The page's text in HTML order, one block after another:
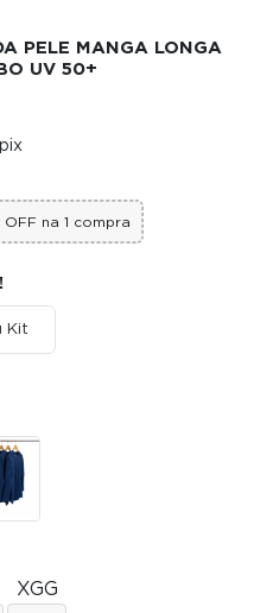
PELE MANGA LONGA
UV 50+
na 1 compra
Kit
XGG